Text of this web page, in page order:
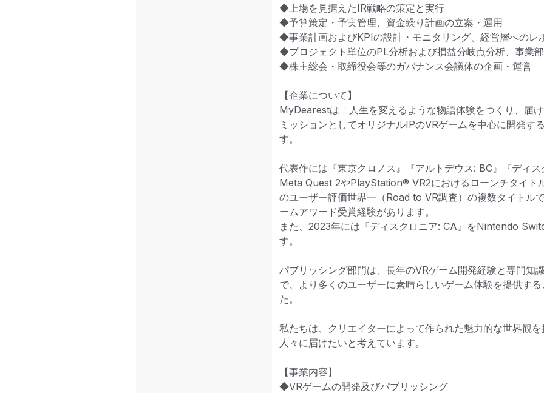
◆上場を見据えたIR戦略の策定と実行
◆予算策定・予実管理、資金繰り計画の立案・運用
◆事業計画およびKPIの設計・モニタリング、経営層へのレ
◆プロジェクト単位のPL分析および損益分岐点分析、事業
◆株主総会・取締役会等のガバナンス会議体の企画・運営
【企業について】
MyDearestは「人生を変えるような物語体験をつくり、届
ミッションとしてオリジナルIPのVRゲームを中心に開発す
す。
代表作には『東京クロノス』『アルトデウス: BC』『ディス
Meta Quest 2やPlayStation® VR2におけるローンチタイト
のユーザー評価世界一（Road to VR調査）の複数タイトル
ームアワード受賞経験があります。
また、2023年には『ディスクロニア: CA』をNintendo
す。
パブリッシング部門は、長年のVRゲーム開発経験と専門知
で、より多くのユーザーに素晴らしいゲーム体験を提供す
た。
私たちは、クリエイターによって作られた魅力的な世界観
人々に届けたいと考えています。
【事業内容】
◆VRゲームの開発及びパブリッシング